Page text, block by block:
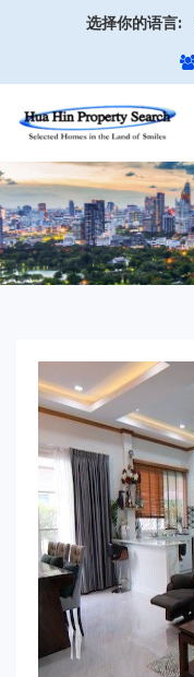
选择你的语言: